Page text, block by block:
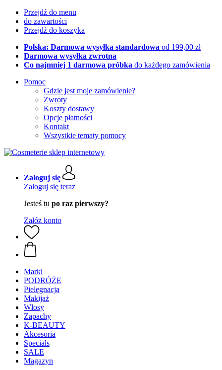
Przejdź do menu
do zawartości
Przejdź do koszyka
Polska: Darmowa wysyłka standardowa od 199,00 zł
Darmowa wysyłka zwrotna
Co najmniej 1 darmowa próbka do każdego zamówienia
Pomoc
Gdzie jest moje zamówienie?
Zwroty
Koszty dostawy
Opcje płatności
Kontakt
Wszystkie tematy pomocy
Zaloguj się
Zaloguj się teraz
Jesteś tu po raz pierwszy?
Załóż konto
Marki
PODRÓŻE
Pielęgnacja
Makijaż
Włosy
Zapachy
K-BEAUTY
Akcesoria
Specials
SALE
Magazyn